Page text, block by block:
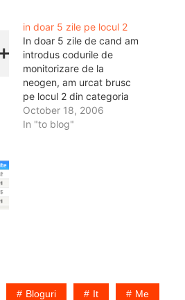
in doar 5 zile pe locul 2
In doar 5 zile de cand am
introdus codurile de
monitorizare de la
neogen, am urcat brusc
pe locul 2 din categoria
bloguri de la ei de pe site.
Oricum chestiile astea
October 18, 2006
In "to blog"
Bloguri It Me